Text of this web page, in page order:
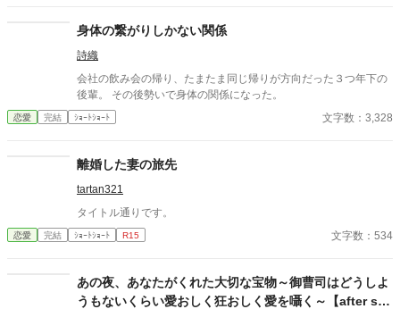
身体の繋がりしかない関係
詩織
会社の飲み会の帰り、たまたま同じ帰りが方向だった３つ年下の
後輩。 その後勢いで身体の関係になった。
恋愛 完結 ｼｮｰﾄｼｮｰﾄ 文字数：3,328
離婚した妻の旅先
tartan321
タイトル通りです。
恋愛 完結 ｼｮｰﾄｼｮｰﾄ R15 文字数：534
あの夜、あなたがくれた大切な宝物～御曹司はどうしよ
うもないくらい愛おしく狂おしく愛を囁く～【after sto